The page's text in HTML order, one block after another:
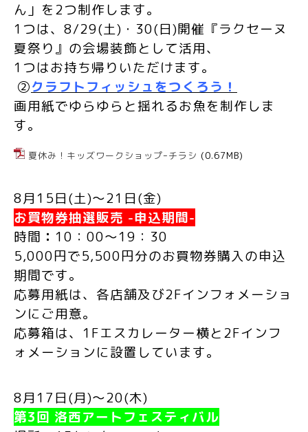
ん」を2つ制作します。
1つは、8/29(土)・30(日)開催『ラクセーヌ
夏祭り』の会場装飾として活用、
1つはお持ち帰りいただけます。
②クラフトフィッシュをつくろう！
画用紙でゆらゆらと揺れるお魚を制作しま
す。
夏休み！キッズワークショップｰチラシ (0.67MB)
8月 15日(土)～21 日(金)
お買物券抽選販売 -申込期間-
時間 ： 10 ： 00～19 ： 30
5,000円で5,500円分のお買物券購入の申込
期間です。
応募用紙は、 各店舗及び2Fインフォメーショ
ンにご用意。
応募箱は、 1Fエスカレーター横と2Fインフ
ォメーションに設置しています。
8月 17日(月)～20(木)
第3回 洛西アートフェスティバル